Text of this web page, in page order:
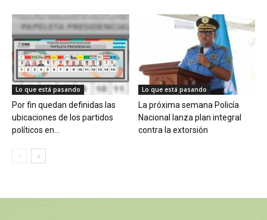
Lo que está pasando
Por fin quedan definidas las
ubicaciones de los partidos
políticos en...
Lo que está pasando
La próxima semana Policía
Nacional lanza plan integral
contra la extorsión